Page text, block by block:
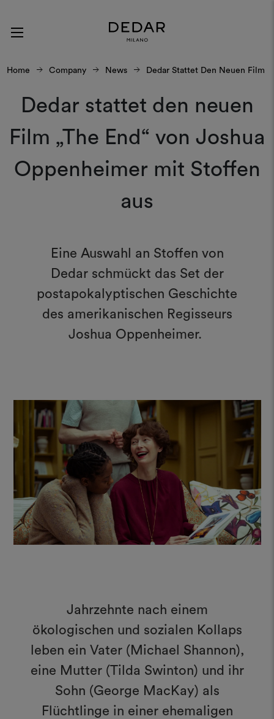
Home Company News Dedar Stattet Den Neuen Film
Dedar stattet den neuen
Film „The End“ von Joshua
Oppenheimer mit Stoffen
aus
Eine Auswahl an Stoffen von
Dedar schmückt das Set der
postapokalyptischen Geschichte
des amerikanischen Regisseurs
Joshua Oppenheimer.
Jahrzehnte nach einem
ökologischen und sozialen Kollaps
leben ein Vater (Michael Shannon),
eine Mutter (Tilda Swinton) und ihr
Sohn (George MacKay) als
Flüchtlinge in einer ehemaligen